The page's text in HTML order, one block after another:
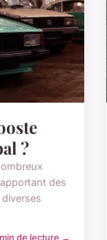
?
des
de lecture →